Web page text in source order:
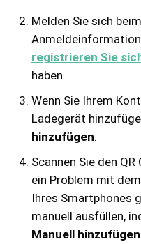
Melden Sie sich
registrieren Sie
haben.
Wenn Sie Ihrem
Ladegerät
hinzufügen.
Scannen Sie den
ein Problem mit
Ihres Smartphones
manuell ausfüllen,
Manuell hinzufügen